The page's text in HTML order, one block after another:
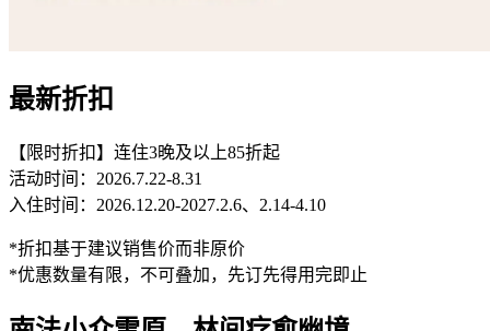
最新折扣
【限时折扣】连住3晚及以上85折起
活动时间：2026.7.22-8.31
入住时间：2026.12.20-2027.2.6、2.14-4.10
*折扣基于建议销售价而非原价
*优惠数量有限，不可叠加，先订先得用完即止